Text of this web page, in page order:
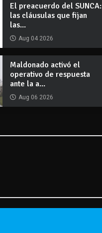
El preacuerdo del SUNCA:
las cláusulas que fijan
las...
Aug 04 2026
Maldonado activó el
operativo de respuesta
ante la a...
Aug 06 2026